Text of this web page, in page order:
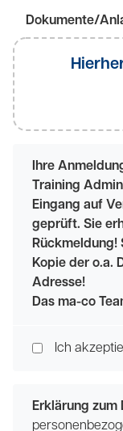
Dokumente/
Ihre
Training
Eingang auf
geprüft. Sie
Rückmeldung!
Kopie der o.a.
Adresse!
Das ma-co
Ich
Erklärung zum